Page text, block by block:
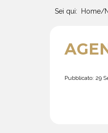
Sei qui: Home/
Pubblicato: 29